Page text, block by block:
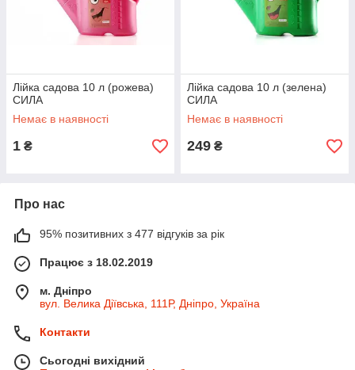
Лійка садова 10 л (рожева)
СИЛА
Немає в наявності
1 ₴
Лійка садова 10 л (зелена)
СИЛА
Немає в наявності
249 ₴
Про нас
95% позитивних з 477 відгуків за рік
Працює з 18.02.2019
м. Дніпро
вул. Велика Діївська, 111Р, Дніпро, Україна
Контакти
Сьогодні вихідний